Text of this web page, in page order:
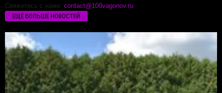
Свяжитесь с нами: contact@100vagonov.ru
ЕЩЁ БОЛЬШЕ НОВОСТЕЙ